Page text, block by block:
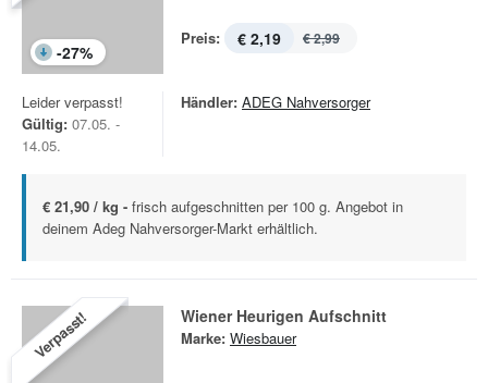
-27%
Preis: € 2,19 € 2,99
Leider verpasst!
Gültig: 07.05. -
14.05.
Händler: ADEG Nahversorger
€ 21,90 / kg - frisch aufgeschnitten per 100 g. Angebot in
deinem Adeg Nahversorger-Markt erhältlich.
Verpasst! Wiener Heurigen Aufschnitt
Marke: Wiesbauer